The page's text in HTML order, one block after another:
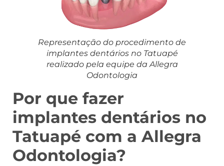
Representação do procedimento de
implantes dentários no Tatuapé
realizado pela equipe da Allegra
Odontologia
Por que fazer
implantes dentários no
Tatuapé com a Allegra
Odontologia?